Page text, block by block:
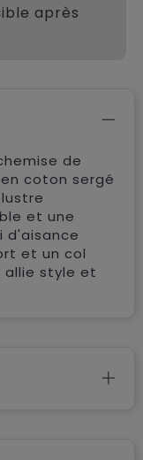
après
de
coton sergé
et une
d'aisance
et un col
style et